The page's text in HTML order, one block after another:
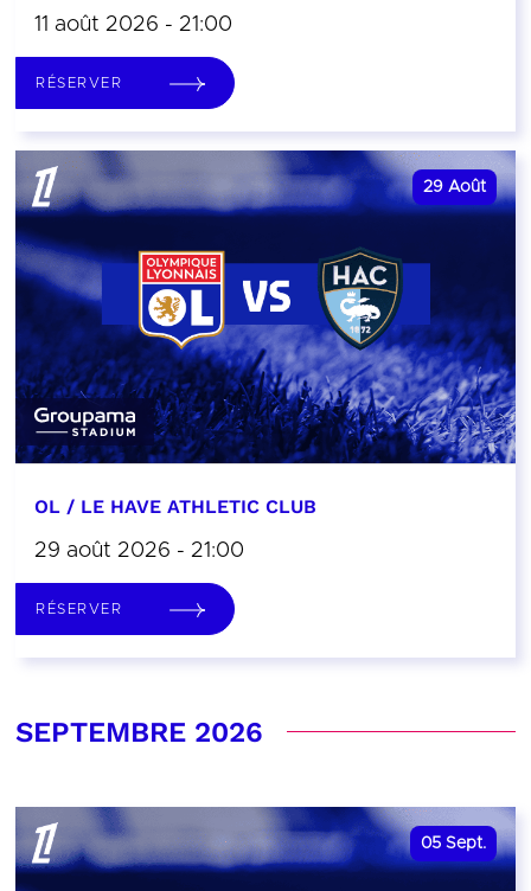
11 août 2026 - 21:00
RÉSERVER
29 Août
OL / LE HAVE ATHLETIC CLUB
29 août 2026 - 21:00
RÉSERVER
SEPTEMBRE 2026
05 Sept.